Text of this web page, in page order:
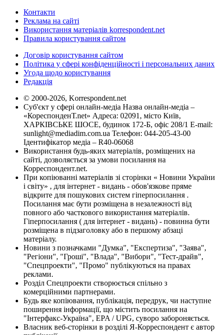
Контакти
Реклама на сайті
Використання матеріалів korrespondent.net
Правила користування сайтом
Договір користування сайтом
Політика у сфері конфіденційності і персональних даних
Угода щодо користування
Редакція
© 2000-2026, Korrespondent.net
Суб'єкт у сфері онлайн-медіа Назва онлайн-медіа –
«КореспонденТ.net» Адреса: 02091, місто Київ,
ХАРКІВСЬКЕ ШОСЕ, будинок 172-Б, офіс 208/1 E-mail:
sunlight@mediadim.com.ua Телефон: 044-205-43-00
Ідентифікатор медіа – R40-06068
Використання будь-яких матеріалів, розміщених на
сайті, дозволяється за умови посилання на
Корреспондент.net.
При копіюванні матеріалів зі сторінки « Новини України
і світу» , для інтернет - видань - обов'язкове пряме
відкрите для пошукових систем гіперпосилання .
Посилання має бути розміщена в незалежності від
повного або часткового використання матеріалів.
Гіперпосилання ( для інтернет - видань) - повинна бути
розміщена в підзаголовку або в першому абзаці
матеріалу.
Новини з позначками "Думка", "Експертиза", "Заява",
"Регіони", "Гроші", "Влада", "Вибори", "Тест-драйв",
"Спецпроекти", "Промо" публікуються на правах
реклами.
Розділ Спецпроекти створюється спільно з
комерційними партнерами.
Будь яке копіювання, публікація, передрук, чи наступне
поширення інформації, що містить посилання на
"Інтерфакс-Україна", EPA / UPG, суворо забороняється.
Власник веб-сторінки в розділі Я-Корреспондент є автор